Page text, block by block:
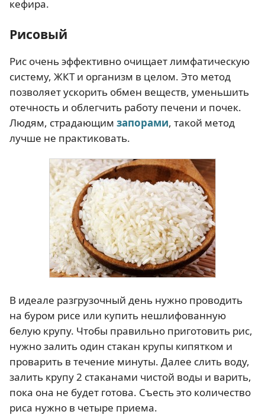
кефира.
Рисовый
Рис очень эффективно очищает лимфатическую
систему, ЖКТ и организм в целом. Это метод
позволяет ускорить обмен веществ, уменьшить
отечность и облегчить работу печени и почек.
Людям, страдающим запорами, такой метод
лучше не практиковать.
В идеале разгрузочный день нужно проводить
на буром рисе или купить нешлифованную
белую крупу. Чтобы правильно приготовить рис,
нужно залить один стакан крупы кипятком и
проварить в течение минуты. Далее слить воду,
залить крупу 2 стаканами чистой воды и варить,
пока она не будет готова. Съесть это количество
риса нужно в четыре приема.